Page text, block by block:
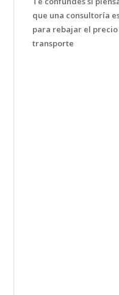
que una consultoría
para rebajar el
transporte